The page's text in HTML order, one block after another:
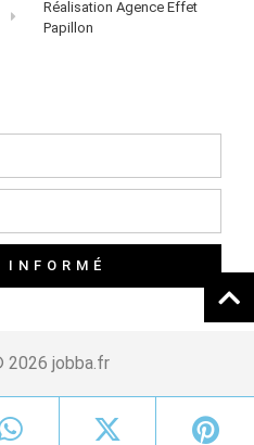
Réalisation Agence Effet
Papillon
INFORMÉ
2026 jobba.fr